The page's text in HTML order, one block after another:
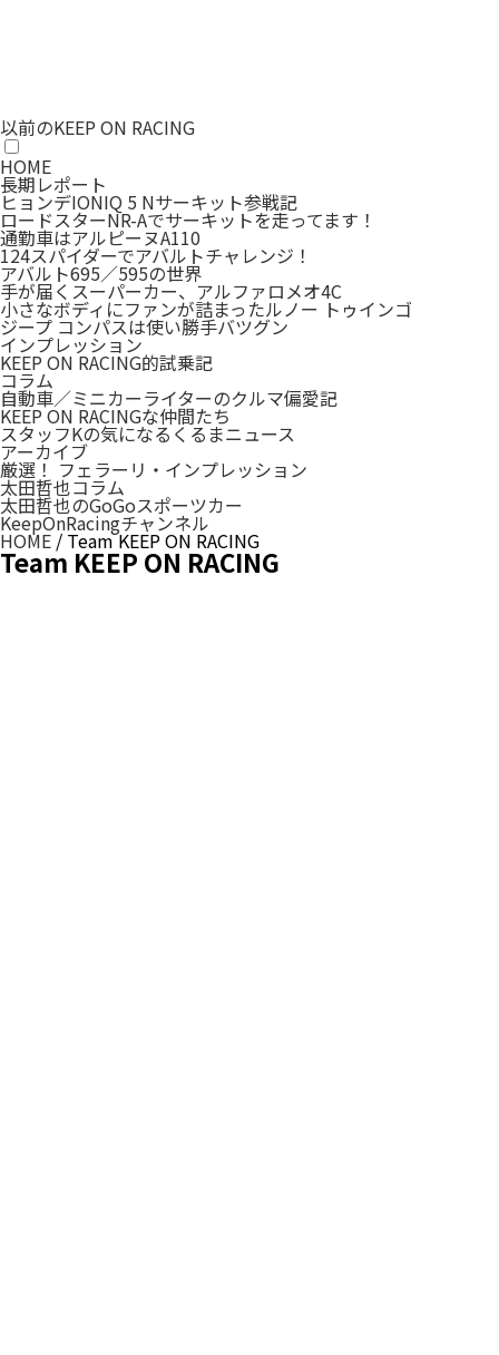
以前のKEEP ON RACING
HOME
長期レポート
ヒョンデIONIQ 5 Nサーキット参戦記
ロードスターNR-Aでサーキットを走ってます！
通勤車はアルピーヌA110
124スパイダーでアバルトチャレンジ！
アバルト695／595の世界
手が届くスーパーカー、アルファロメオ4C
小さなボディにファンが詰まったルノー トゥインゴ
ジープ コンパスは使い勝手バツグン
インプレッション
KEEP ON RACING的試乗記
コラム
自動車／ミニカーライターのクルマ偏愛記
KEEP ON RACINGな仲間たち
スタッフKの気になるくるまニュース
アーカイブ
厳選！ フェラーリ・インプレッション
太田哲也コラム
太田哲也のGoGoスポーツカー
KeepOnRacingチャンネル
HOME / Team KEEP ON RACING
Team KEEP ON RACING